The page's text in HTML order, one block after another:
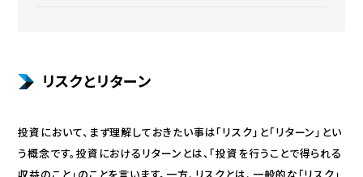
リスクとリターン
投資において、まず理解しておきたい事は「リスク」と「リターン」とい
う概念です。投資におけるリターンとは、｢投資を行うことで得られる